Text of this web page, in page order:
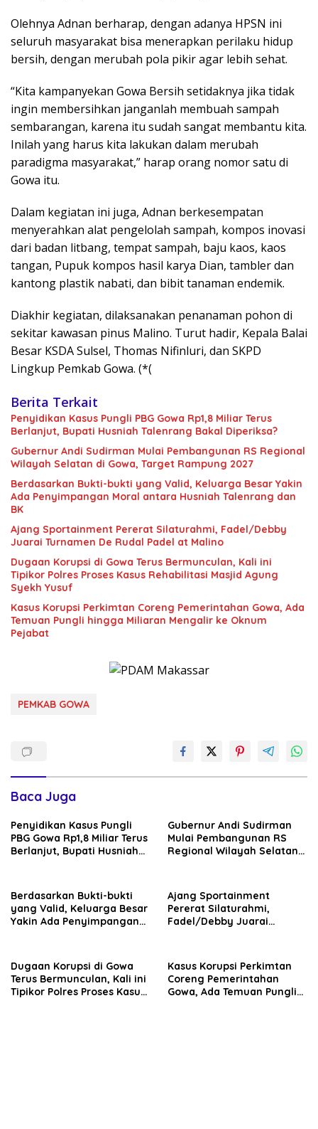
Olehnya Adnan berharap, dengan adanya HPSN ini
seluruh masyarakat bisa menerapkan perilaku hidup
bersih, dengan merubah pola pikir agar lebih sehat.
“Kita kampanyekan Gowa Bersih setidaknya jika tidak
ingin membersihkan janganlah membuah sampah
sembarangan, karena itu sudah sangat membantu kita.
Inilah yang harus kita lakukan dalam merubah
paradigma masyarakat,” harap orang nomor satu di
Gowa itu.
Dalam kegiatan ini juga, Adnan berkesempatan
menyerahkan alat pengelolah sampah, kompos inovasi
dari badan litbang, tempat sampah, baju kaos, kaos
tangan, Pupuk kompos hasil karya Dian, tambler dan
kantong plastik nabati, dan bibit tanaman endemik.
Diakhir kegiatan, dilaksanakan penanaman pohon di
sekitar kawasan pinus Malino. Turut hadir, Kepala Balai
Besar KSDA Sulsel, Thomas Nifinluri, dan SKPD
Lingkup Pemkab Gowa. (*(
Berita Terkait
Penyidikan Kasus Pungli PBG Gowa Rp1,8 Miliar Terus
Berlanjut, Bupati Husniah Talenrang Bakal Diperiksa?
Gubernur Andi Sudirman Mulai Pembangunan RS Regional
Wilayah Selatan di Gowa, Target Rampung 2027
Berdasarkan Bukti-bukti yang Valid, Keluarga Besar Yakin
Ada Penyimpangan Moral antara Husniah Talenrang dan
BK
Ajang Sportainment Pererat Silaturahmi, Fadel/Debby
Juarai Turnamen De Rudal Padel at Malino
Dugaan Korupsi di Gowa Terus Bermunculan, Kali ini
Tipikor Polres Proses Kasus Rehabilitasi Masjid Agung
Syekh Yusuf
Kasus Korupsi Perkimtan Coreng Pemerintahan Gowa, Ada
Temuan Pungli hingga Miliaran Mengalir ke Oknum
Pejabat
PEMKAB GOWA
Baca Juga
Penyidikan Kasus Pungli
PBG Gowa Rp1,8 Miliar Terus
Berlanjut, Bupati Husniah
Gubernur Andi Sudirman
Mulai Pembangunan RS
Regional Wilayah Selatan
Berdasarkan Bukti-bukti
yang Valid, Keluarga Besar
Yakin Ada Penyimpangan
Ajang Sportainment
Pererat Silaturahmi,
Fadel/Debby Juarai
Dugaan Korupsi di Gowa
Terus Bermunculan, Kali ini
Tipikor Polres Proses Kasus
Kasus Korupsi Perkimtan
Coreng Pemerintahan
Gowa, Ada Temuan Pungli